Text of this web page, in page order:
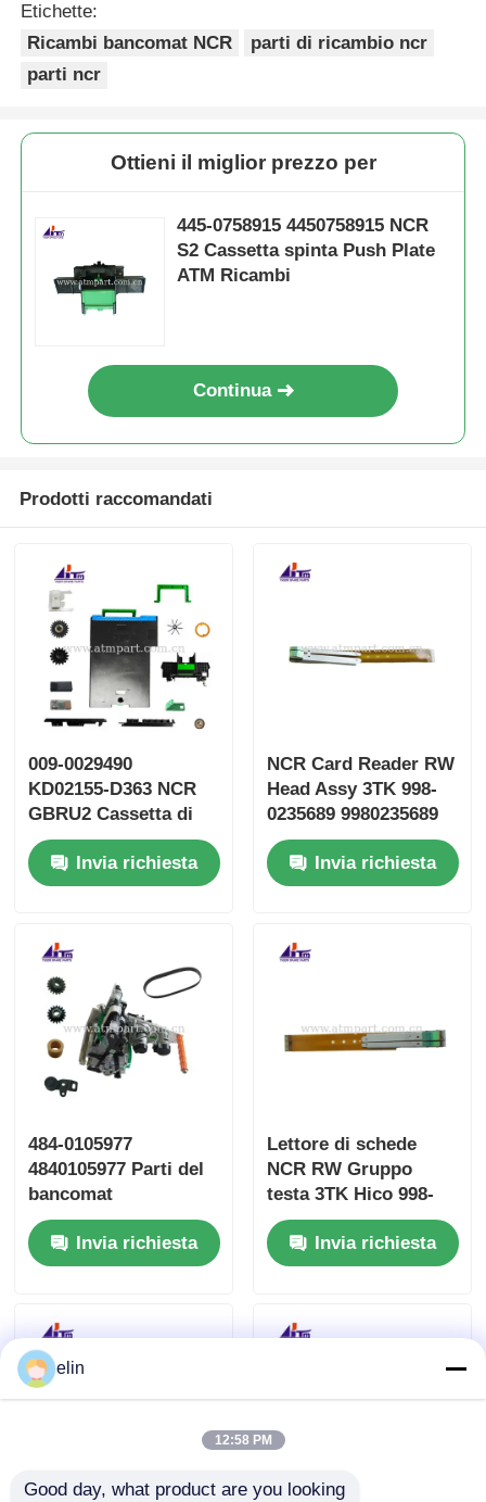
Etichette:
Ricambi bancomat NCR
parti di ricambio ncr
parti ncr
Ottieni il miglior prezzo per
445-0758915 4450758915 NCR
S2 Cassetta spinta Push Plate
ATM Ricambi
Continua
Prodotti raccomandati
009-0029490
KD02155-D363 NCR
GBRU2 Cassetta di
deposito Fujitsu G610
G611
Invia richiesta
NCR Card Reader RW
Head Assy 3TK 998-
0235689 9980235689
SBW237702
Invia richiesta
484-0105977
4840105977 Parti del
bancomat
dell'assemblaggio di
alimentazione del
mazzo NCR SCPM
Invia richiesta
Lettore di schede
NCR RW Gruppo
testa 3TK Hico 998-
0235684 998-0913546
SBW237705Invia richiesta
elin
12:58 PM
Good day, what product are you looking